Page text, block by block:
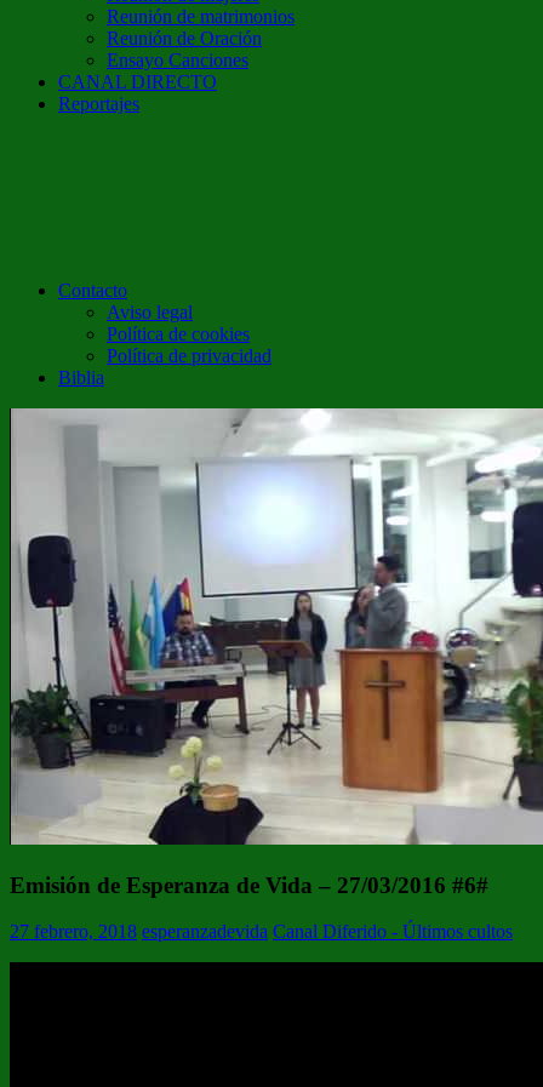
Reunión de matrimonios
Reunión de Oración
Ensayo Canciones
CANAL DIRECTO
Reportajes
Contacto
Aviso legal
Política de cookies
Política de privacidad
Biblia
Emisión de Esperanza de Vida – 27/03/2016 #6#
27 febrero, 2018 esperanzadevida Canal Diferido - Últimos cultos